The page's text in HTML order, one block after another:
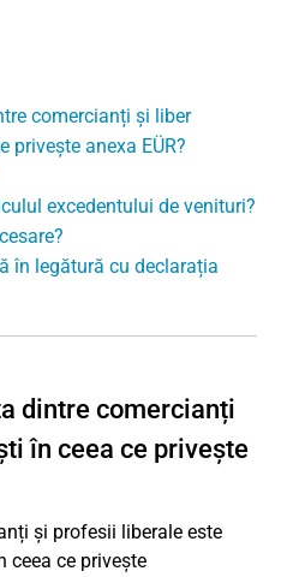
comercianți și liber
privește anexa EÜR?
excedentului de venituri?
în legătură cu declarația
dintre comercianți
în ceea ce privește
și profesii liberale este
ceea ce privește